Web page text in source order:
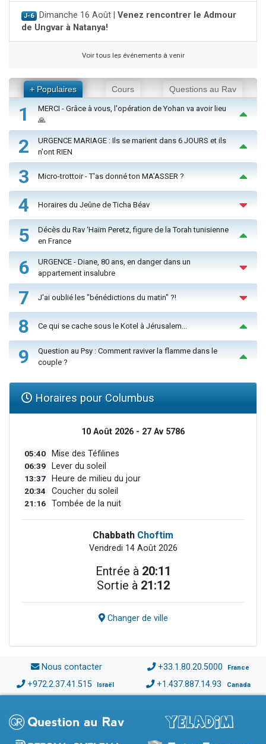
J-6 Dimanche 16 Août | Venez rencontrer le Admour
de Ungvar à Natanya!
Voir tous les événements à venir
+ Populaires Cours Questions au Rav
1
MERCI - Grâce à vous, l'opération de Yohan va avoir lieu
🙏
2
URGENCE MARIAGE : Ils se marient dans 6 JOURS et ils
n'ont RIEN
3 Micro-trottoir - T'as donné ton MA’ASSER ?
4 Horaires du Jeûne de Ticha Béav
5
Décès du Rav ‘Haïm Peretz, figure de la Torah tunisienne
en France
6
URGENCE - Diane, 80 ans, en danger dans un
appartement insalubre
7 J'ai oublié les "bénédictions du matin" ?!
8 Ce qui se cache sous le Kotel à Jérusalem...
9
Question au Psy : Comment raviver la flamme dans le
couple ?
Horaires pour Columbus
10 Août 2026 - 27 Av 5786
05:40 Mise des Téfilines
06:39 Lever du soleil
13:37 Heure de milieu du jour
20:34 Coucher du soleil
21:16 Tombée de la nuit
Chabbath Choftim
Vendredi 14 Août 2026
Entrée à 20:11
Sortie à 21:12
Changer de ville
Nous contacter +33.1.80.20.5000 France
+972.2.37.41.515 Israël +1.437.887.14.93 Canada